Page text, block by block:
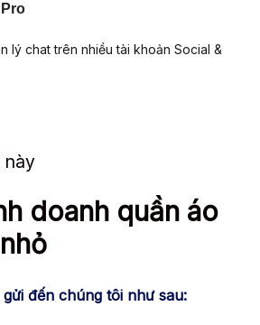
lý chat trên nhiều tài khoản Social &
này
doanh quần áo
đến chúng tôi như sau: